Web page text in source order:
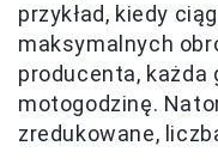
przykład, kiedy
maksymalnych
producenta, każda
motogodzinę.
zredukowane,